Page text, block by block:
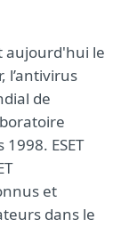
aujourd'hui le
l’antivirus
de
ESET
et
dans le